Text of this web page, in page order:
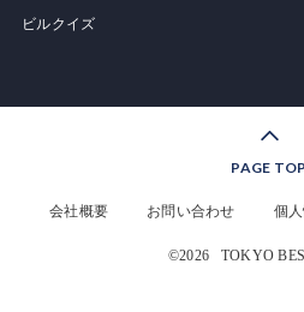
ビルクイズ
PAGE TOP
会社概要 お問い合わせ 個
©2026 TOKYO